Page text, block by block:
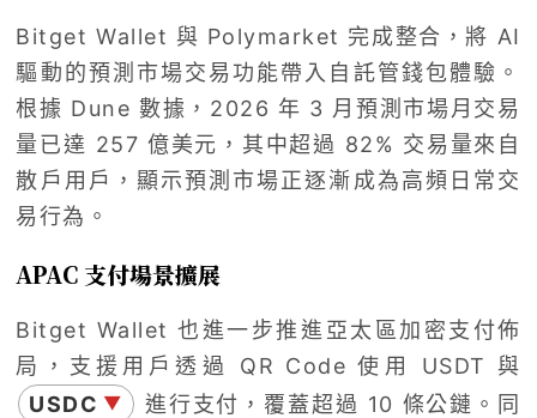
Bitget Wallet 與 Polymarket 完成整合，將 AI
驅動的預測市場交易功能帶入自託管錢包體驗。
根據 Dune 數據，2026 年 3 月預測市場月交易
量已達 257 億美元，其中超過 82% 交易量來自
散戶用戶，顯示預測市場正逐漸成為高頻日常交
易行為。
APAC 支付場景擴展
Bitget Wallet 也進一步推進亞太區加密支付佈
局，支援用戶透過 QR Code 使用 USDT 與
USDC ▼
進行支付，覆蓋超過 10 條公鏈。同